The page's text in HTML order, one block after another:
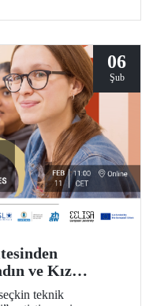
06
Şub
ve Kız
teknik